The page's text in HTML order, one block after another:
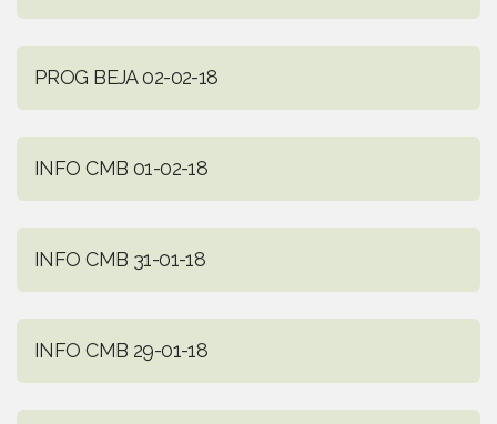
PROG BEJA 02-02-18
INFO CMB 01-02-18
INFO CMB 31-01-18
INFO CMB 29-01-18